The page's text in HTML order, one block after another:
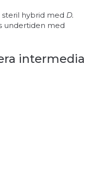
steril hybrid med D.
undertiden med
intermedia